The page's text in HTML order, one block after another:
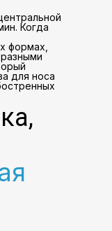
Когда
формах,
для носа